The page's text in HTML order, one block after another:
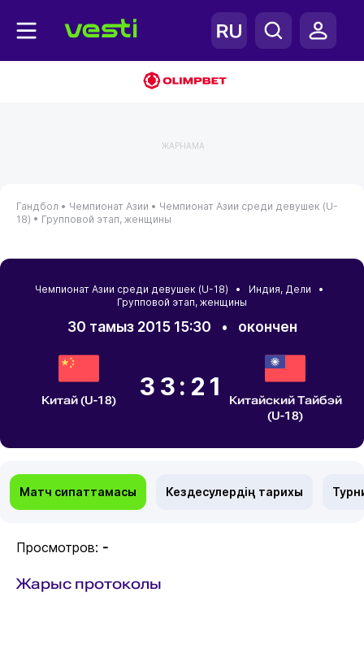
ЖАРНАМА
Гандбол • Чемпионат Азии • Чемпионат Азии среди девушек (U-
18) • Групповой этап, женщины
Чемпионат Азии среди девушек (U-18) • Индия, Дели •
Групповой этап, женщины
30 тамыз 2015 15:30 • окончен
Китай (U-18) 33:21
Китайский Тайбэй
(U-18)
Матч сипаттамасы Кездесулердің тарихы
Просмотров: -
Жарыс протоколы